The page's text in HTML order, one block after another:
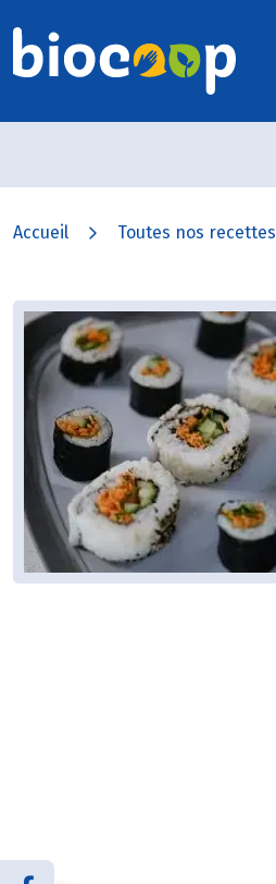
Accueil Toutes nos recettes